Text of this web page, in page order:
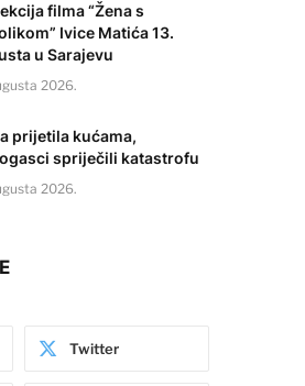
filma “Žena s
Ivice Matića 13.
u Sarajevu
2026.
prijetila kućama,
spriječili katastrofu
2026.
Twitter